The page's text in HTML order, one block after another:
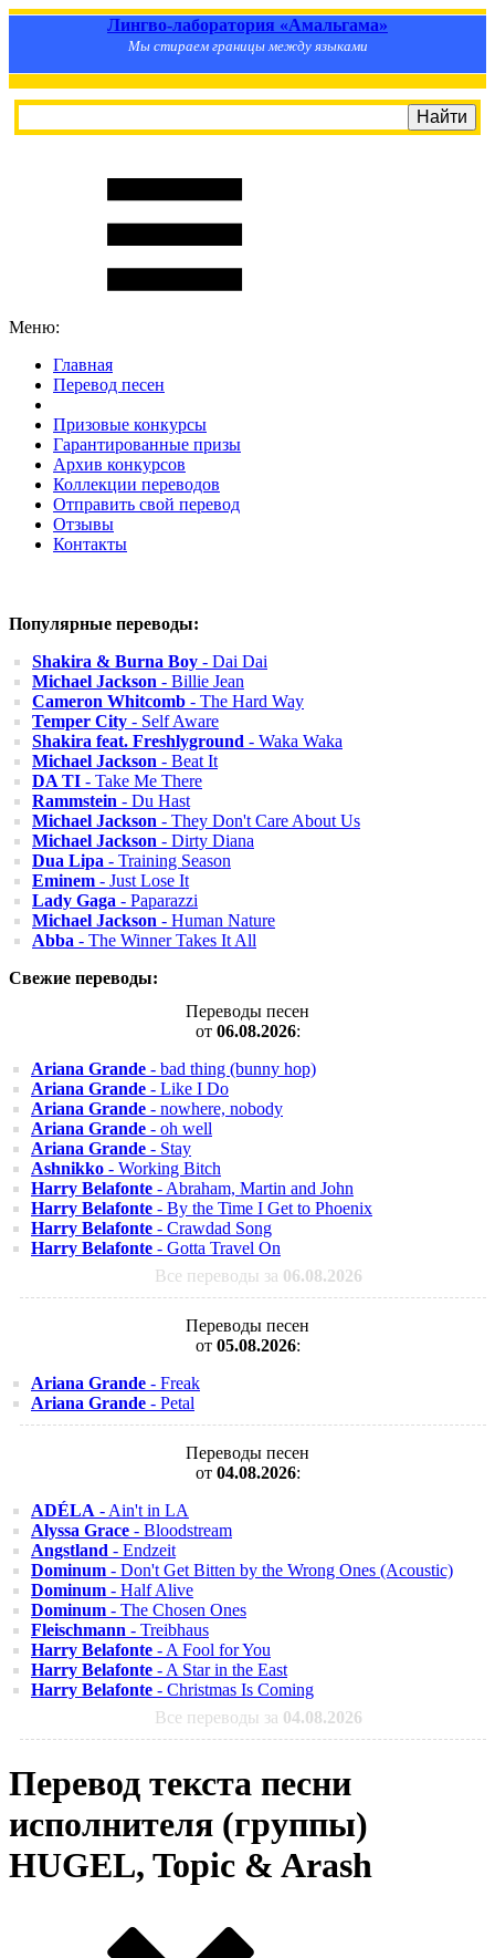
Лингво-лаборатория «Амальгама»
Мы стираем границы между языками
Меню:
Главная
Перевод песен
Призовые конкурсы
Гарантированные призы
Архив конкурсов
Коллекции переводов
Отправить свой перевод
Отзывы
Контакты
Популярные переводы:
Shakira & Burna Boy - Dai Dai
Michael Jackson - Billie Jean
Cameron Whitcomb - The Hard Way
Temper City - Self Aware
Shakira feat. Freshlyground - Waka Waka
Michael Jackson - Beat It
DA TI - Take Me There
Rammstein - Du Hast
Michael Jackson - They Don't Care About Us
Michael Jackson - Dirty Diana
Dua Lipa - Training Season
Eminem - Just Lose It
Lady Gaga - Paparazzi
Michael Jackson - Human Nature
Abba - The Winner Takes It All
Свежие переводы:
Переводы песен
от 06.08.2026:
Ariana Grande - bad thing (bunny hop)
Ariana Grande - Like I Do
Ariana Grande - nowhere, nobody
Ariana Grande - oh well
Ariana Grande - Stay
Ashnikko - Working Bitch
Harry Belafonte - Abraham, Martin and John
Harry Belafonte - By the Time I Get to Phoenix
Harry Belafonte - Crawdad Song
Harry Belafonte - Gotta Travel On
Все переводы за 06.08.2026
Переводы песен
от 05.08.2026:
Ariana Grande - Freak
Ariana Grande - Petal
Переводы песен
от 04.08.2026:
ADÉLA - Ain't in LA
Alyssa Grace - Bloodstream
Angstland - Endzeit
Dominum - Don't Get Bitten by the Wrong Ones (Acoustic)
Dominum - Half Alive
Dominum - The Chosen Ones
Fleischmann - Treibhaus
Harry Belafonte - A Fool for You
Harry Belafonte - A Star in the East
Harry Belafonte - Christmas Is Coming
Все переводы за 04.08.2026
Перевод текста песни
исполнителя (группы)
HUGEL, Topic & Arash